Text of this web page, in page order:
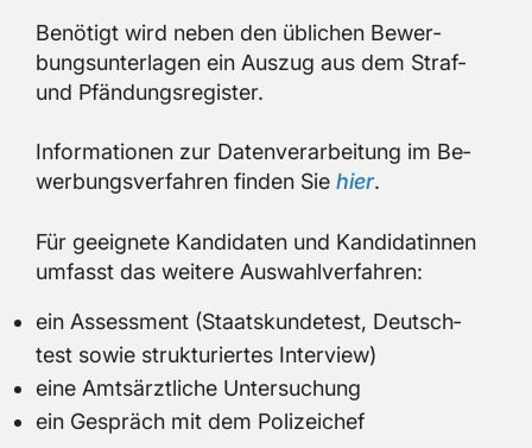
Be­nö­tigt wird neben den üb­li­chen Be­wer­
bungs­un­ter­la­gen ein Aus­zug aus dem Straf-
und Pfän­dungs­re­gis­ter.
In­for­ma­tio­nen zur Da­ten­ver­ar­bei­tung im Be­
wer­bungs­ver­fah­ren fin­den Sie hier.
Für ge­eig­ne­te Kan­di­da­ten und Kan­di­da­tin­nen
um­fasst das wei­te­re Aus­wahl­ver­fah­ren:
ein As­sess­ment (Staats­kun­de­test, Deutsch­
test sowie struk­tu­rier­tes In­ter­view)
eine Amts­ärzt­li­che Un­ter­su­chung
ein Ge­spräch mit dem Po­li­zei­chef